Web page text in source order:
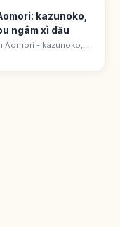
kazunoko,
ngâm xì dầu
Aomori - kazunoko,
dưa leo ngâm xì dầu.